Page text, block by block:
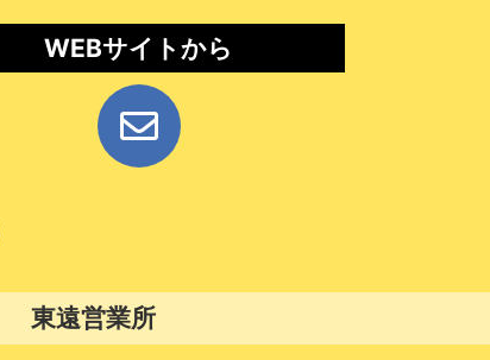
WEBサイトから
東遠営業所